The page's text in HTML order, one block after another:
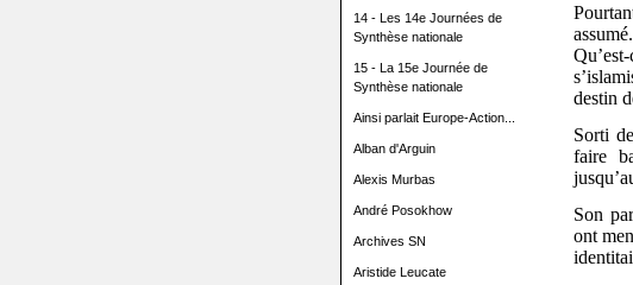
14 - Les 14e Journées de
Synthèse nationale
15 - La 15e Journée de
Synthèse nationale
Ainsi parlait Europe-Action...
Alban d'Arguin
Alexis Murbas
André Posokhow
Archives SN
Aristide Leucate
destin
Sorti
faire
Son
ont